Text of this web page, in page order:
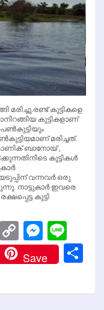
കുട്ടികളെ
കുട്ടികളാണ്
മരിച്ചത്.
ബാനോയ് ,
കുട്ടികള്‍
വന്നവര്‍ ഒരു
നാട്ടുകാര്‍ ഇവരെ
കുട്ടി
Tumblr
Copy
Link
Save